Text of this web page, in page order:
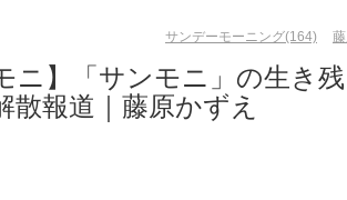
サンデーモーニング(164)
ニ】「サンモニ」の生き
散報道｜藤原かずえ